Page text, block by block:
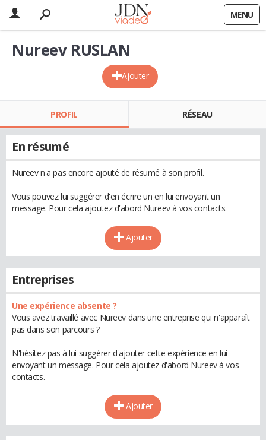
MENU
Ajouter
Nureev RUSLAN
PROFIL RÉSEAU
En résumé
Nureev n'a pas encore ajouté de résumé à son profil.
Vous pouvez lui suggérer d'en écrire un en lui envoyant un
message. Pour cela ajoutez d'abord Nureev à vos contacts.
Ajouter
Entreprises
Une expérience absente ?
Vous avez travaillé avec Nureev dans une entreprise qui n'apparaît
pas dans son parcours ?
N'hésitez pas à lui suggérer d'ajouter cette expérience en lui
envoyant un message. Pour cela ajoutez d'abord Nureev à vos
contacts.
Ajouter